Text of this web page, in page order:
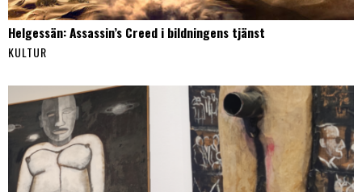
Helgessän: Assassin’s Creed i bildningens tjänst
KULTUR